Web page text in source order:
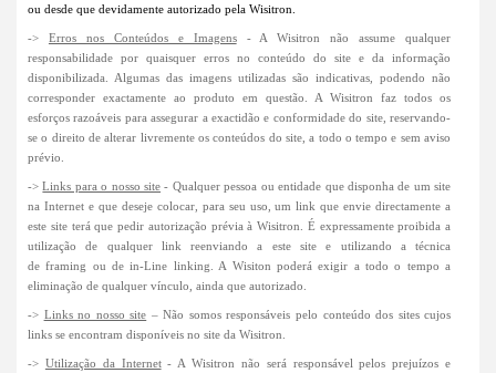
ou desde que devidamente autorizado pela Wisitron.
-> Erros nos Conteúdos e Imagens- A Wisitron não assume qualquer
responsabilidade por quaisquer erros no conteúdo do site e da informação
disponibilizada. Algumas das imagens utilizadas são indicativas, podendo não
corresponder exactamente ao produto em questão. A Wisitron faz todos os
esforços razoáveis para assegurar a exactidão e conformidade do site, reservando-
se o direito de alterar livremente os conteúdos do site, a todo o tempo e sem aviso
prévio.
->Links para o nosso site - Qualquer pessoa ou entidade que disponha de um site
na Internet e que deseje colocar, para seu uso, um link que envie directamente a
este site terá que pedir autorização prévia à Wisitron. É expressamente proibida a
utilização de qualquer link reenviando a este site e utilizando a técnica
de framing ou de in-Line linking. A Wisiton poderá exigir a todo o tempo a
eliminação de qualquer vínculo, ainda que autorizado.
-> Links no nosso site – Não somos responsáveis pelo conteúdo dos sites cujos
links se encontram disponíveis no site da Wisitron.
-> Utilização da Internet- A Wisitron não será responsável pelos prejuízos e